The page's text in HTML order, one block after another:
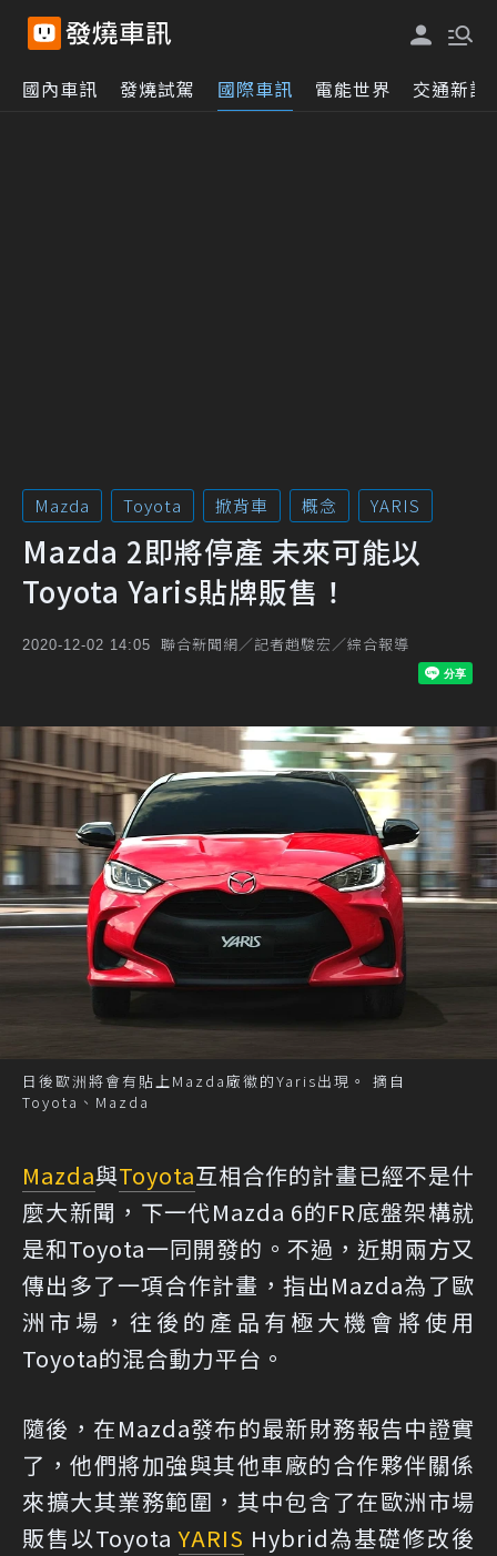
國內車訊 發燒試駕 國際車訊 電能世界 交通新訊
Mazda Toyota 掀背車 概念 YARIS
Mazda 2即將停產 未來可能以
Toyota Yaris貼牌販售！
2020-12-02 14:05 聯合新聞網／記者趙駿宏／綜合報導
日後歐洲將會有貼上Mazda廠徽的Yaris出現。 摘自
Toyota、Mazda
Mazda與Toyota互相合作的計畫已經不是什
麼大新聞，下一代Mazda 6的FR底盤架構就
是和Toyota一同開發的。不過，近期兩方又
傳出多了一項合作計畫，指出Mazda為了歐
洲市場，往後的產品有極大機會將使用
Toyota的混合動力平台。
隨後，在Mazda發布的最新財務報告中證實
了，他們將加強與其他車廠的合作夥伴關係
來擴大其業務範圍，其中包含了在歐洲市場
販售以ToyotaYARIS Hybrid為基礎修改後